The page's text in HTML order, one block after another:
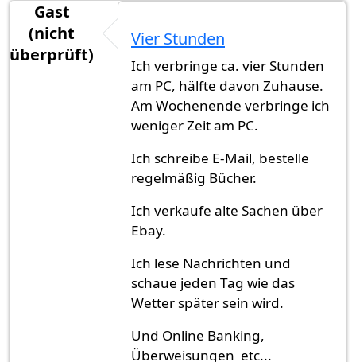
Gast
(nicht
überprüft)
Vier Stunden
Ich verbringe ca. vier Stunden
am PC, hälfte davon Zuhause.
Am Wochenende verbringe ich
weniger Zeit am PC.
Ich schreibe E-Mail, bestelle
regelmäßig Bücher.
Ich verkaufe alte Sachen über
Ebay.
Ich lese Nachrichten und
schaue jeden Tag wie das
Wetter später sein wird.
Und Online Banking,
Überweisungen etc...